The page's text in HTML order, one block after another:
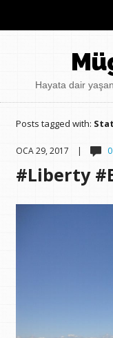
Hayata dair
Posts tagged with:
OCA 29, 2017 |
#Liberty